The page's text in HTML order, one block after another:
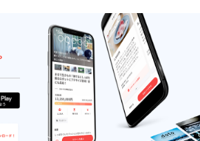
を実現
する方
法